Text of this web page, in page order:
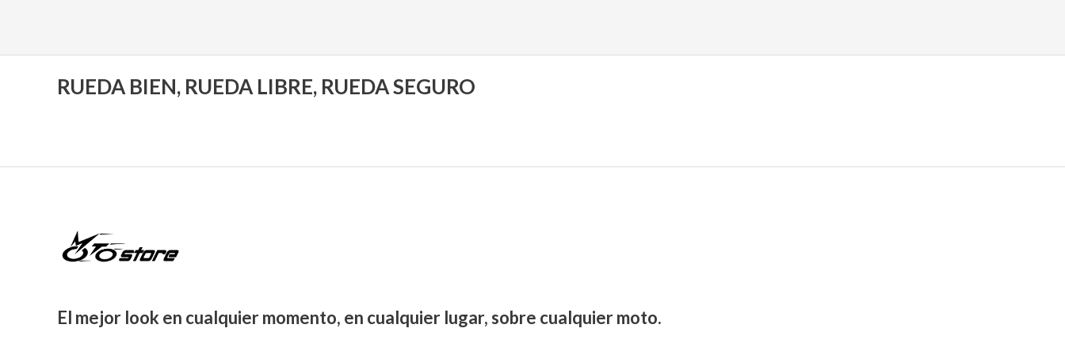
RUEDA BIEN, RUEDA LIBRE, RUEDA SEGURO
El mejor look en cualquier momento, en cualquier lugar, sobre cualquier moto.